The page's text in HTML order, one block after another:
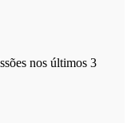
nos últimos 3